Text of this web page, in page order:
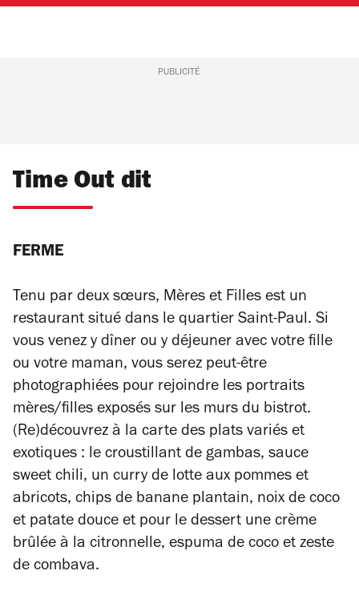
PUBLICITÉ
Time Out dit
FERME
Tenu par deux sœurs, Mères et Filles est un
restaurant situé dans le quartier Saint-Paul. Si
vous venez y dîner ou y déjeuner avec votre fille
ou votre maman, vous serez peut-être
photographiées pour rejoindre les portraits
mères/filles exposés sur les murs du bistrot.
(Re)découvrez à la carte des plats variés et
exotiques : le croustillant de gambas, sauce
sweet chili, un curry de lotte aux pommes et
abricots, chips de banane plantain, noix de coco
et patate douce et pour le dessert une crème
brûlée à la citronnelle, espuma de coco et zeste
de combava.